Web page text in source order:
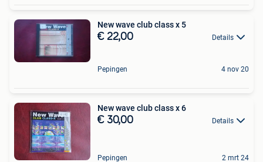
New wave club class x 5
€ 22,00 Details
Pepingen 4 nov 20
New wave club class x 6
€ 30,00 Details
Pepingen 2 mrt 24